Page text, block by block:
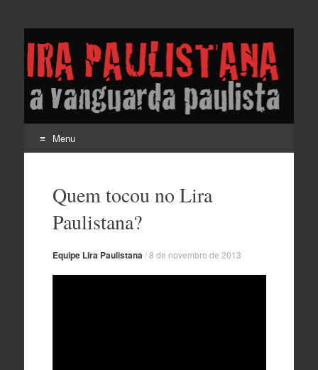
Lira Paulistana e a
vanguarda paulista
Menu
conteúdo
Quem tocou no Lira
Paulistana?
Equipe Lira Paulistana /8 de novembro de 2013